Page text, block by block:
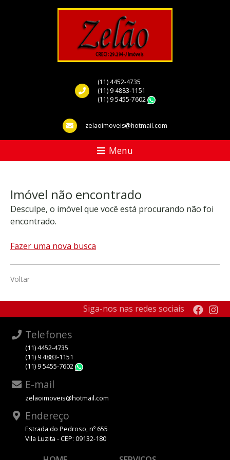
(11) 4452-4735
(11) 9 4883-1151
(11) 9 5455-7602
zelaoimoveis@hotmail.com
Menu
Imóvel não encontrado
Desculpe, o imóvel que você está procurando não foi
encontrado.
Fazer uma nova busca
Voltar
Siga-nos nas redes sociais
Telefones
(11) 4452-4735
(11) 9 4883-1151
(11) 9 5455-7602
E-mail
zelaoimoveis@hotmail.com
Endereço
Estrada do Pedroso, nº 655
Vila Luzita - CEP: 09132-180